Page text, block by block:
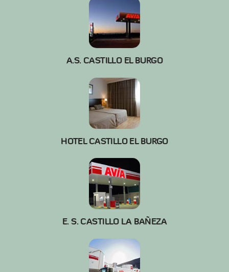
A.S. CASTILLO EL BURGO
HOTEL CASTILLO EL BURGO
E. S. CASTILLO LA BAÑEZA